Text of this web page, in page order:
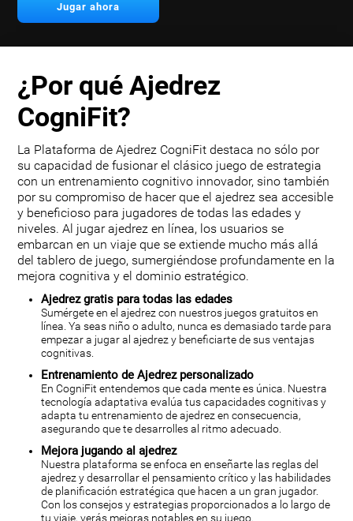
Jugar ahora
¿Por qué Ajedrez
CogniFit?
La Plataforma de Ajedrez CogniFit destaca no sólo por
su capacidad de fusionar el clásico juego de estrategia
con un entrenamiento cognitivo innovador, sino también
por su compromiso de hacer que el ajedrez sea accesible
y beneficioso para jugadores de todas las edades y
niveles. Al jugar ajedrez en línea, los usuarios se
embarcan en un viaje que se extiende mucho más allá
del tablero de juego, sumergiéndose profundamente en la
mejora cognitiva y el dominio estratégico.
Ajedrez gratis para todas las edades
Sumérgete en el ajedrez con nuestros juegos gratuitos en
línea. Ya seas niño o adulto, nunca es demasiado tarde para
empezar a jugar al ajedrez y beneficiarte de sus ventajas
cognitivas.
Entrenamiento de Ajedrez personalizado
En CogniFit entendemos que cada mente es única. Nuestra
tecnología adaptativa evalúa tus capacidades cognitivas y
adapta tu entrenamiento de ajedrez en consecuencia,
asegurando que te desarrolles al ritmo adecuado.
Mejora jugando al ajedrez
Nuestra plataforma se enfoca en enseñarte las reglas del
ajedrez y desarrollar el pensamiento crítico y las habilidades
de planificación estratégica que hacen a un gran jugador.
Con los consejos y estrategias proporcionados a lo largo de
tu viaje, verás mejoras notables en su juego.